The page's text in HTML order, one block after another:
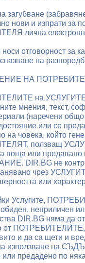
загубване
нови и изпрати за
лична
отговорност за
на
НА
на УСЛУГИТЕ
мнения, текст,
(наречени
или се
на човека, който
ползващ
поща или
DIR.BG не
чрез
верността или
Услугите,
неприличен
DIR.BG няма да
от ПОТРЕБИТЕЛИТЕ,
и да са щети и
използване на
или предадено по